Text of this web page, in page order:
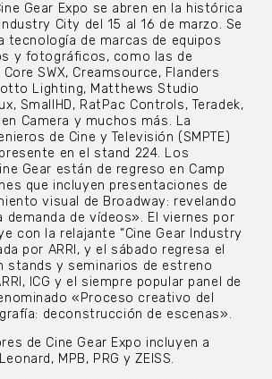
Gear Expo se abren en la histórica
City del 15 al 16 de marzo. Se
tecnología de marcas de equipos
y fotográficos, como las de
SWX, Creamsource, Flanders
Lighting, Matthews Studio
SmallHD, RatPac Controls, Teradek,
Camera y muchos más. La
de Cine y Televisión (SMPTE)
en el stand 224. Los
Gear están de regreso en Camp
que incluyen presentaciones de
visual de Broadway: revelando
demanda de vídeos». El viernes por
con la relajante “Cine Gear Industry
por ARRI, y el sábado regresa el
stands y seminarios de estreno
ICG y el siempre popular panel de
«Proceso creativo del
deconstrucción de escenas».
de Cine Gear Expo incluyen a
MPB, PRG y ZEISS.